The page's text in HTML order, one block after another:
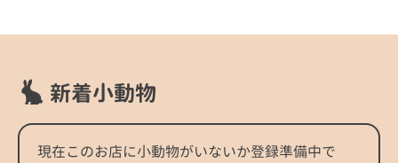
新着小動物
現在このお店に小動物がいないか登録準備中で